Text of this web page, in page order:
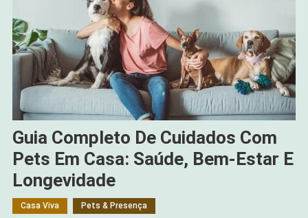
Guia Completo De Cuidados Com
Pets Em Casa: Saúde, Bem-Estar E
Longevidade
Casa Viva Pets & Presença